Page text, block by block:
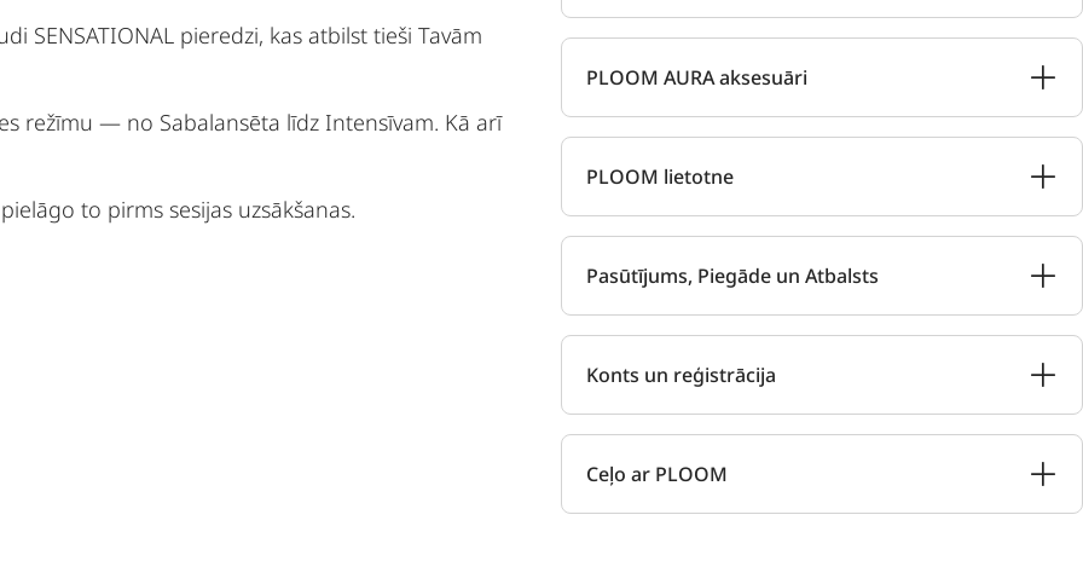
SENSATIONAL pieredzi, kas atbilst tieši Tavām
režīmu — no Sabalansēta līdz Intensīvam. Kā arī
to pirms sesijas uzsākšanas.
PLOOM AURA aksesuāri
PLOOM lietotne
Pasūtījums, Piegāde un Atbalsts
Konts un reģistrācija
Ceļo ar PLOOM